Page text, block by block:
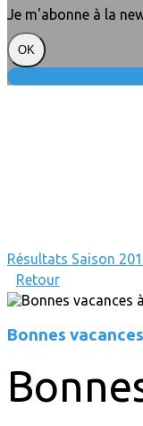
Je m'abonne à la
OK
Résultats Saison
Retour
Bonnes